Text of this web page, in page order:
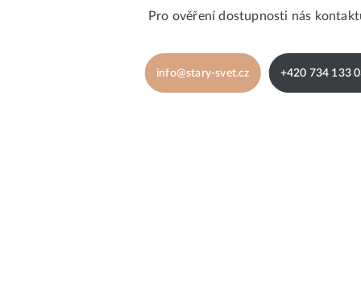
Pro ověření dostupnosti nás
info@stary-svet.cz +420 734 133